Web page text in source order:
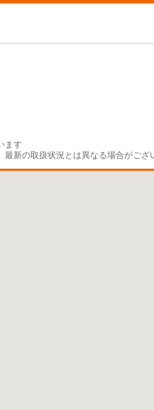
ます
新の取扱状況とは異なる場合がござ